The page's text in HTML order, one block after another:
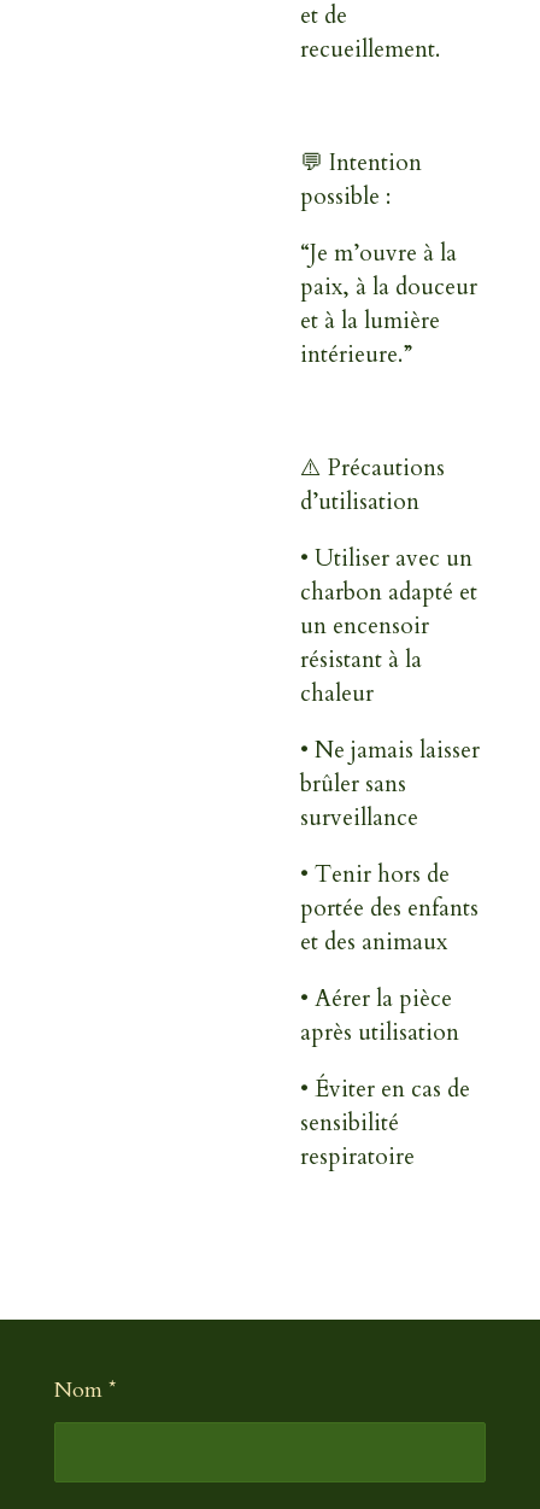
et de
recueillement.
💬 Intention
possible :
“Je m’ouvre à la
paix, à la douceur
et à la lumière
intérieure.”
⚠️ Précautions
d’utilisation
• Utiliser avec un
charbon adapté et
un encensoir
résistant à la
chaleur
• Ne jamais laisser
brûler sans
surveillance
• Tenir hors de
portée des enfants
et des animaux
• Aérer la pièce
après utilisation
• Éviter en cas de
sensibilité
respiratoire
Nom *